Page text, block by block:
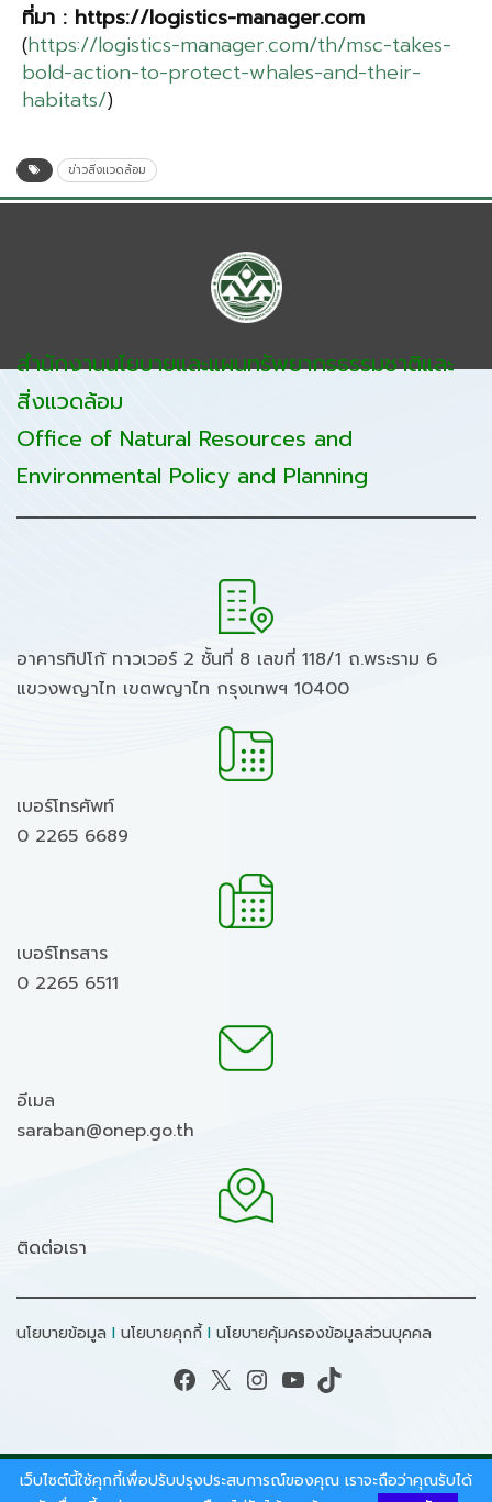
ที่มา : https://logistics-manager.com
(https://logistics-manager.com/th/msc-takes-
bold-action-to-protect-whales-and-their-
habitats/)
ข่าวสิ่งแวดล้อม
สำนักงานนโยบายและแผนทรัพยากรธรรมชาติและ
สิ่งแวดล้อม
Office of Natural Resources and
Environmental Policy and Planning
อาคารทิปโก้ ทาวเวอร์ 2 ชั้นที่ 8 เลขที่ 118/1 ถ.พระราม 6
แขวงพญาไท เขตพญาไท กรุงเทพฯ 10400
เบอร์โทรศัพท์
0 2265 6689
เบอร์โทรสาร
0 2265 6511
อีเมล
saraban@onep.go.th
ติดต่อเรา
นโยบายข้อมูล I นโยบายคุกกี้I นโยบายคุ้มครองข้อมูลส่วนบุคคล
Facebook X Instagram YouTube TikTok
สงวนลิขสิทธิ์ © 2026 - สำนักงานนโยบายและแผน
เว็บไซต์นี้ใช้คุกกี้เพื่อปรับปรุงประสบการณ์ของคุณ เราจะถือว่าคุณรับได้